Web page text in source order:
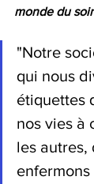
monde du
"Notre
qui nous
étiquettes
nos vies à
les autres,